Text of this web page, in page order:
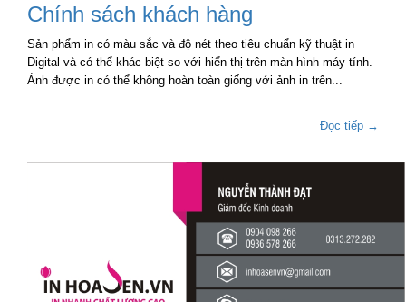
Chính sách khách hàng
Sản phẩm in có màu sắc và độ nét theo tiêu chuẩn kỹ thuật in
Digital và có thể khác biệt so với hiển thị trên màn hình máy tính.
Ảnh được in có thể không hoàn toàn giống với ảnh in trên...
Đọc tiếp →